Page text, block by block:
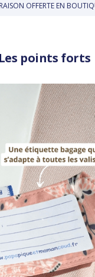
OFFERTE EN
Les points forts